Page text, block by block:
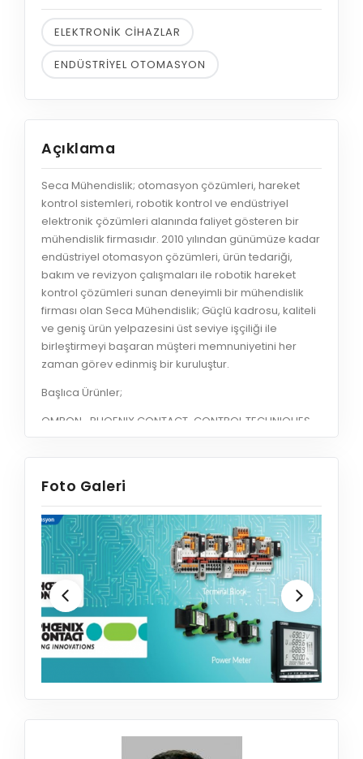
ELEKTRONİK CİHAZLAR
ENDÜSTRİYEL OTOMASYON
Açıklama
Seca Mühendislik; otomasyon çözümleri, hareket
kontrol sistemleri, robotik kontrol ve endüstriyel
elektronik çözümleri alanında faliyet gösteren bir
mühendislik firmasıdır. 2010 yılından günümüze kadar
endüstriyel otomasyon çözümleri, ürün tedariği,
bakım ve revizyon çalışmaları ile robotik hareket
kontrol çözümleri sunan deneyimli bir mühendislik
firması olan Seca Mühendislik; Güçlü kadrosu, kaliteli
ve geniş ürün yelpazesini üst seviye işçiliği ile
birleştirmeyi başaran müşteri memnuniyetini her
zaman görev edinmiş bir kuruluştur.
Başlıca Ürünler;
OMRON- PHOENIX CONTACT-CONTROL TECHNIQUES-
SICK-WITTENSTEIN
Foto Galeri